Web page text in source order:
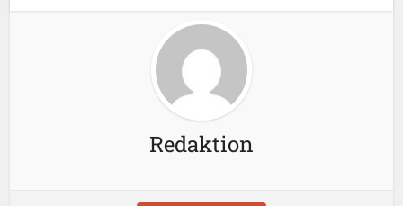
Redaktion